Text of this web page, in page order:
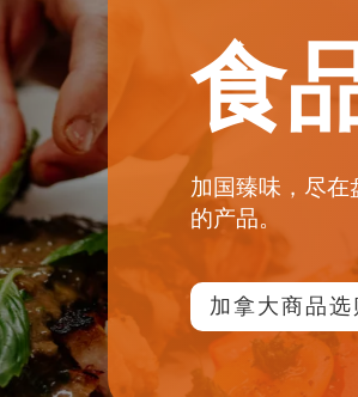
食
加国臻味，尽
的产品。
加拿大商品选